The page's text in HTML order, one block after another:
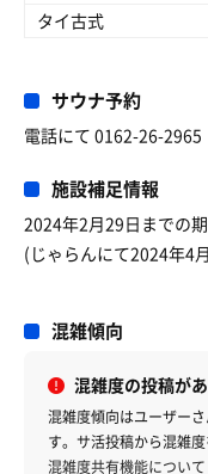
タイ古式
サウナ予約
電話にて 0162-26-2965
施設補足情報
2024年2月29日までの
(じゃらんにて2024年4
混雑傾向
混雑度の投稿が
混雑度傾向はユーザー
す。サ活投稿から混雑度
混雑度共有機能について